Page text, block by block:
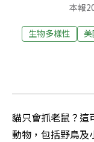
本報
生物多樣性 美
貓只會抓老鼠？這
動物，包括野鳥及